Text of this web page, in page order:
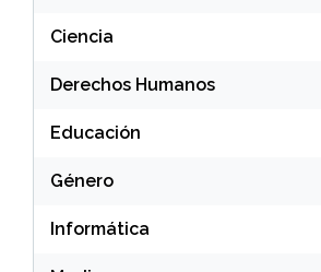
Ciencia
Derechos Humanos
Educación
Género
Informática